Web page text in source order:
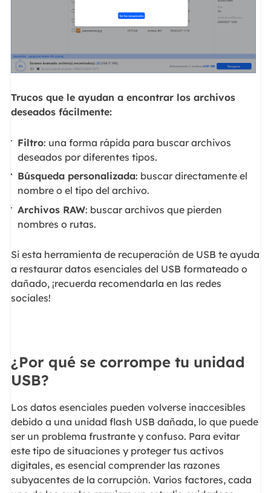
Trucos que le ayudan a encontrar los archivos
deseados fácilmente:
Filtro: una forma rápida para buscar archivos
deseados por diferentes tipos.
Búsqueda personalizada: buscar directamente el
nombre o el tipo del archivo.
Archivos RAW: buscar archivos que pierden
nombres o rutas.
Si esta herramienta de recuperación de USB te ayuda
a restaurar datos esenciales del USB formateado o
dañado, ¡recuerda recomendarla en las redes
sociales!
¿Por qué se corrompe tu unidad
USB?
Los datos esenciales pueden volverse inaccesibles
debido a una unidad flash USB dañada, lo que puede
ser un problema frustrante y confuso. Para evitar
este tipo de situaciones y proteger tus activos
digitales, es esencial comprender las razones
subyacentes de la corrupción. Varios factores, cada